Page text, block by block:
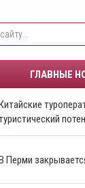
ГЛАВНЫЕ
Перми